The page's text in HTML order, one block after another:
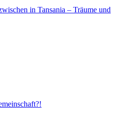
in Tansania – Träume und